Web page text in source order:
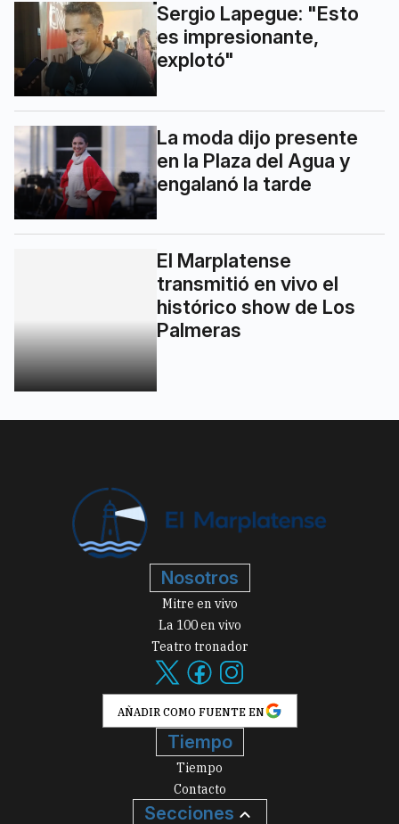
Sergio Lapegue: "Esto
es impresionante,
explotó"
La moda dijo presente
en la Plaza del Agua y
engalanó la tarde
El Marplatense
transmitió en vivo el
histórico show de Los
Palmeras
Nosotros
Mitre en vivo
La 100 en vivo
Teatro tronador
AÑADIR COMO FUENTE EN
Tiempo
Tiempo
Contacto
Secciones